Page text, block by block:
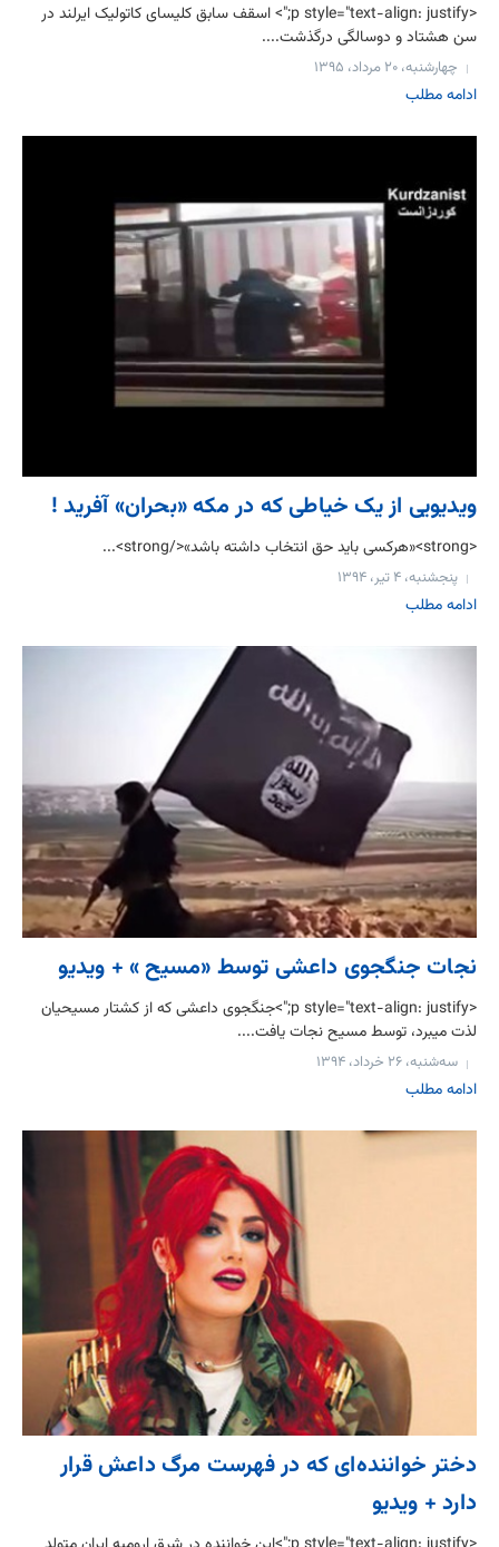
<p style="text-align: justify;"> اسقف سابق کلیسای کاتولیک ایرلند در
سن هشتاد و دوسالگی درگذشت....
چهارشنبه، ۲۰ مرداد، ۱۳۹۵
ادامه مطلب
ویدیویی از یک خیاطی که در مکه «بحران» آفرید !
<strong>«هرکسی باید حق انتخاب داشته باشد»</strong>...
پنجشنبه، ۴ تیر، ۱۳۹۴
ادامه مطلب
نجات جنگجوی داعشی توسط «مسيح » + ویدیو
<p style="text-align: justify;">جنگجوی داعشی كه از كشتار مسيحيان
لذت میبرد، توسط مسيح نجات يافت....
سه‌شنبه، ۲۶ خرداد، ۱۳۹۴
ادامه مطلب
دختر خواننده‌ای که در فهرست مرگ داعش قرار
دارد + ویدیو